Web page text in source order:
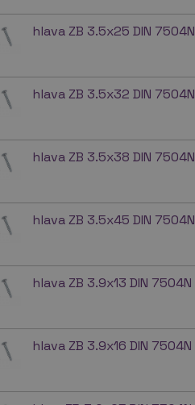
hlava ZB 3.5x25 DIN 7504N
hlava ZB 3.5x32 DIN 7504N
hlava ZB 3.5x38 DIN 7504N
hlava ZB 3.5x45 DIN 7504N
hlava ZB 3.9x13 DIN 7504N
hlava ZB 3.9x16 DIN 7504N